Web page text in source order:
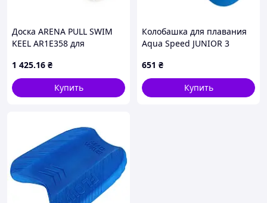
Доска ARENA PULL SWIM
KEEL AR1E358 для
корпуса чёрная
1 425.16 ₴
Купить
Колобашка для плавания
Aqua Speed JUNIOR 3
651 ₴
Купить